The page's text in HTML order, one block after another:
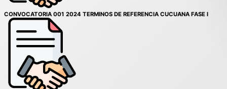
CONVOCATORIA 001 2024 TERMINOS DE REFERENCIA CUCUANA FASE I